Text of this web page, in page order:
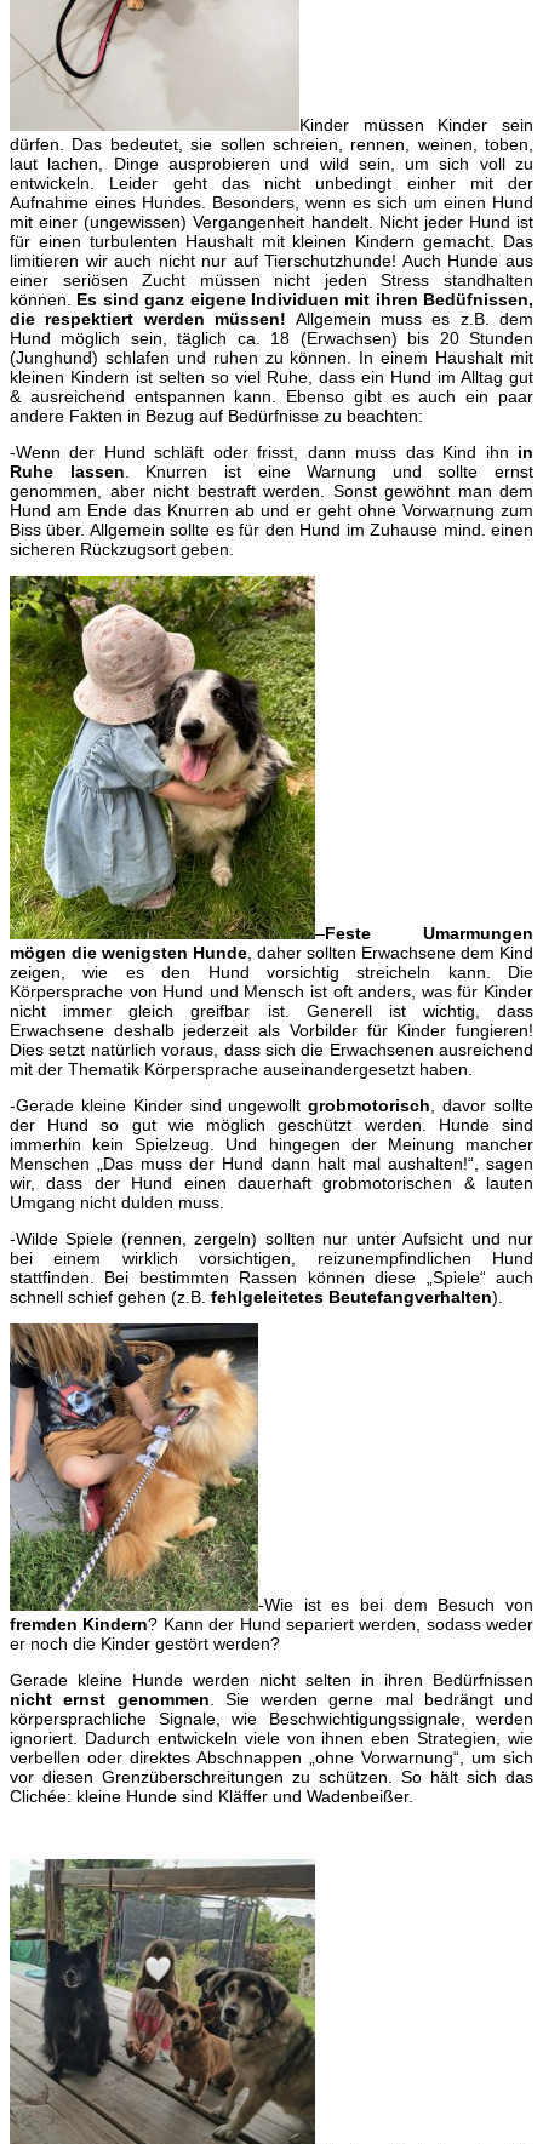
Kinder müssen Kinder sein
dürfen. Das bedeutet, sie sollen schreien, rennen, weinen, toben,
laut lachen, Dinge ausprobieren und wild sein, um sich voll zu
entwickeln. Leider geht das nicht unbedingt einher mit der
Aufnahme eines Hundes. Besonders, wenn es sich um einen Hund
mit einer (ungewissen) Vergangenheit handelt. Nicht jeder Hund ist
für einen turbulenten Haushalt mit kleinen Kindern gemacht. Das
limitieren wir auch nicht nur auf Tierschutzhunde! Auch Hunde aus
einer seriösen Zucht müssen nicht jeden Stress standhalten
können. Es sind ganz eigene Individuen mit ihren Bedüfnissen,
die respektiert werden müssen! Allgemein muss es z.B. dem
Hund möglich sein, täglich ca. 18 (Erwachsen) bis 20 Stunden
(Junghund) schlafen und ruhen zu können. In einem Haushalt mit
kleinen Kindern ist selten so viel Ruhe, dass ein Hund im Alltag gut
& ausreichend entspannen kann. Ebenso gibt es auch ein paar
andere Fakten in Bezug auf Bedürfnisse zu beachten:
-Wenn der Hund schläft oder frisst, dann muss das Kind ihn in
Ruhe lassen . Knurren ist eine Warnung und sollte ernst
genommen, aber nicht bestraft werden. Sonst gewöhnt man dem
Hund am Ende das Knurren ab und er geht ohne Vorwarnung zum
Biss über. Allgemein sollte es für den Hund im Zuhause mind. einen
sicheren Rückzugsort geben.
–Feste Umarmungen
mögen die wenigsten Hunde , daher sollten Erwachsene dem Kind
zeigen, wie es den Hund vorsichtig streicheln kann. Die
Körpersprache von Hund und Mensch ist oft anders, was für Kinder
nicht immer gleich greifbar ist. Generell ist wichtig, dass
Erwachsene deshalb jederzeit als Vorbilder für Kinder fungieren!
Dies setzt natürlich voraus, dass sich die Erwachsenen ausreichend
mit der Thematik Körpersprache auseinandergesetzt haben.
-Gerade kleine Kinder sind ungewolltgrobmotorisch , davor sollte
der Hund so gut wie möglich geschützt werden. Hunde sind
immerhin kein Spielzeug. Und hingegen der Meinung mancher
Menschen „Das muss der Hund dann halt mal aushalten!“, sagen
wir, dass der Hund einen dauerhaft grobmotorischen & lauten
Umgang nicht dulden muss.
-Wilde Spiele (rennen, zergeln) sollten nur unter Aufsicht und nur
bei einem wirklich vorsichtigen, reizunempfindlichen Hund
stattfinden. Bei bestimmten Rassen können diese „Spiele“ auch
schnell schief gehen (z.B. fehlgeleitetes Beutefangverhalten).
-Wie ist es bei dem Besuch von
fremden Kindern? Kann der Hund separiert werden, sodass weder
er noch die Kinder gestört werden?
Gerade kleine Hunde werden nicht selten in ihren Bedürfnissen
nicht ernst genommen . Sie werden gerne mal bedrängt und
körpersprachliche Signale, wie Beschwichtigungssignale, werden
ignoriert. Dadurch entwickeln viele von ihnen eben Strategien, wie
verbellen oder direktes Abschnappen „ohne Vorwarnung“, um sich
vor diesen Grenzüberschreitungen zu schützen. So hält sich das
Clichée: kleine Hunde sind Kläffer und Wadenbeißer.